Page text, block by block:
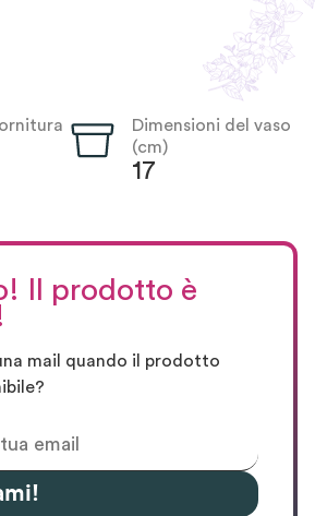
Dimensioni del vaso
(cm)
17
Il prodotto è
mail quando il prodotto